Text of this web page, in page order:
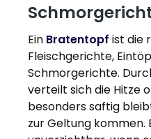
Ein Bratentopf ist die
Fleischgerichte,
Schmorgerichte.
verteilt sich die Hitze
besonders saftig
zur Geltung